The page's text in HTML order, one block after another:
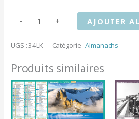
-
DE
SALON
+ AJOUTER
UGS :34LK Catégorie :Almanachs
Produits similaires